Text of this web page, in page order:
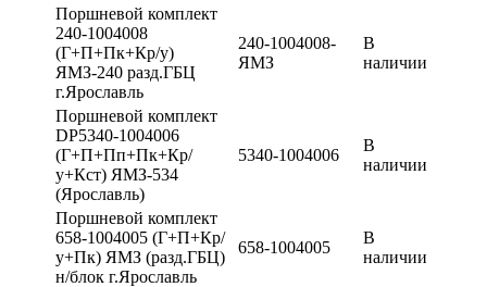
Поршневой комплект
240-1004008
(Г+П+Пк+Кр/у)
ЯМЗ-240 разд.ГБЦ
г.Ярославль
240-1004008-
ЯМЗ
В
наличии
Поршневой комплект
DP5340-1004006
(Г+П+Пп+Пк+Кр/
у+Кст) ЯМЗ-534
(Ярославль)
5340-1004006
В
наличии
Поршневой комплект
658-1004005 (Г+П+Кр/
у+Пк) ЯМЗ (разд.ГБЦ)
н/блок г.Ярославль
658-1004005
В
наличии